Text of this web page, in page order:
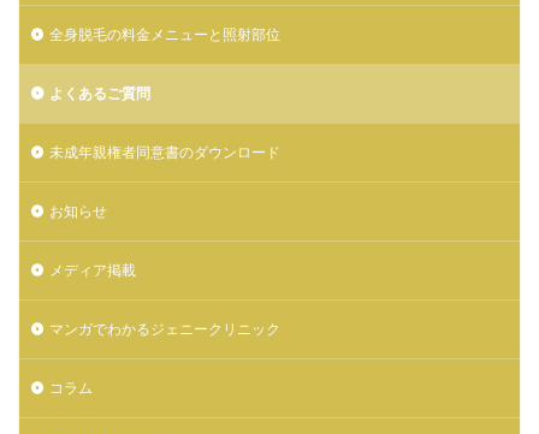
全身脱毛の料金メニューと照射部位
よくあるご質問
未成年親権者同意書のダウンロード
お知らせ
メディア掲載
マンガでわかるジェニークリニック
コラム